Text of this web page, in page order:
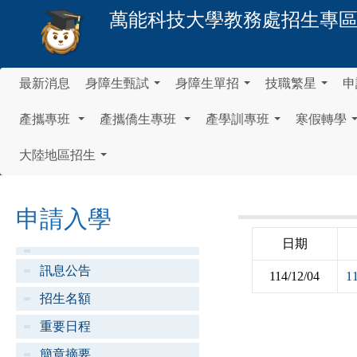
萬能科技大學教務處招生專
最新消息 身障生甄試 身障生單招 技職繁星
產攜專班 產攜僑生專班 產學訓專班 寒假轉學
大陸地區招生
申請入學
訊息公告
招生名額
重要日程
簡章摘要
日期
114/12/04